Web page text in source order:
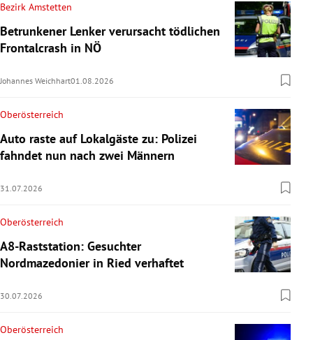
Bezirk Amstetten
Betrunkener Lenker verursacht tödlichen
Frontalcrash in NÖ
Johannes Weichhart01.08.2026
Oberösterreich
Auto raste auf Lokalgäste zu: Polizei
fahndet nun nach zwei Männern
31.07.2026
Oberösterreich
A8-Raststation: Gesuchter
Nordmazedonier in Ried verhaftet
30.07.2026
Oberösterreich